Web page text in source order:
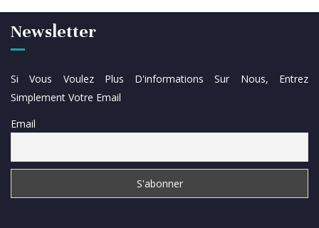
Newsletter
Si Vous Voulez Plus D'informations Sur Nous, Entrez
Simplement Votre Email
Email